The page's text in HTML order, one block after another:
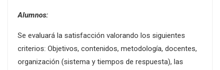
Alumnos:
Se evaluará la satisfacción valorando los siguientes
criterios: Objetivos, contenidos, metodología, docentes,
organización (sistema y tiempos de respuesta), las